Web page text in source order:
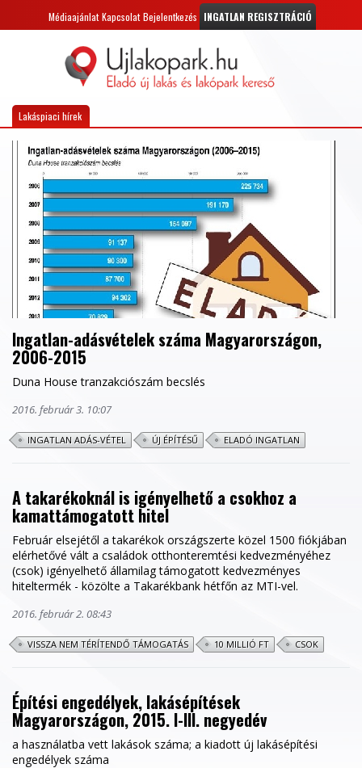
Médiaajánlat Kapcsolat Bejelentkezés INGATLAN REGISZTRÁCIÓ
Lakáspiaci hírek
Ingatlan-adásvételek száma Magyarországon,
2006-2015
Duna House tranzakciószám becslés
2016. február 3. 10:07
INGATLAN ADÁS-VÉTEL ÚJ ÉPÍTÉSŰ ELADÓ INGATLAN
A takarékoknál is igényelhető a csokhoz a
kamattámogatott hitel
Február elsejétől a takarékok országszerte közel 1500 fiókjában
elérhetővé vált a családok otthonteremtési kedvezményéhez
(csok) igényelhető államilag támogatott kedvezményes
hiteltermék - közölte a Takarékbank hétfőn az MTI-vel.
2016. február 2. 08:43
VISSZA NEM TÉRÍTENDŐ TÁMOGATÁS 10 MILLIÓ FT CSOK
Építési engedélyek, lakásépítések
Magyarországon, 2015. I-III. negyedév
a használatba vett lakások száma; a kiadott új lakásépítési
engedélyek száma